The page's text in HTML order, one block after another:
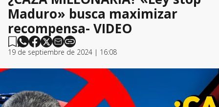
Maduro» busca maximizar
recompensa- VIDEO
19 de septiembre de 2024 | 16:08